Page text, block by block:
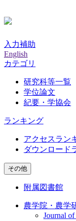
入力補助
English
カテゴリ
研究科等一覧
学位論文
紀要・学協会
ランキング
アクセスラン
ダウンロード
その他
附属図書館
農学院・農学
Journal